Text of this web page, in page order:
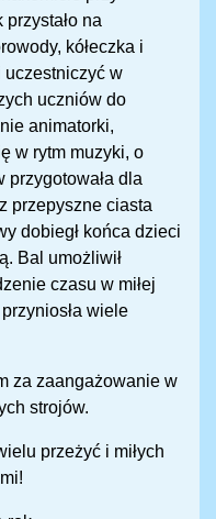
na
kółeczka i
uczestniczyć w
uczniów do
animatorki,
w rytm muzyki, o
przygotowała dla
przepyszne ciasta
dobiegł końca dzieci
Bal umożliwił
czasu w miłej
wiele
za zaangażowanie w
strojów.
przeżyć i miłych